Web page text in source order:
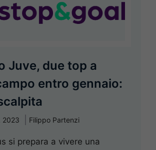
Juve, due top a
entro gennaio:
2023 Filippo Partenzi
si prepara a vivere una